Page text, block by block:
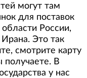
могут там
для поставок
России,
Это так
смотрите карту
получаете. В
у нас